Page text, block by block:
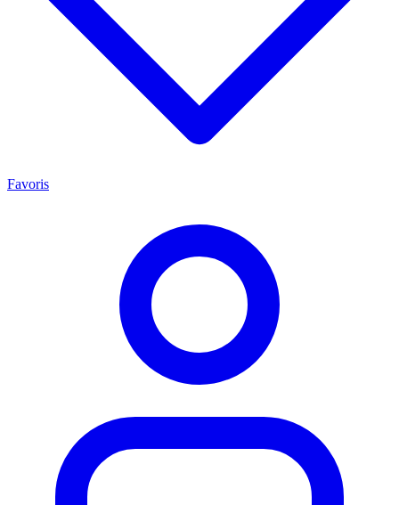
Favoris